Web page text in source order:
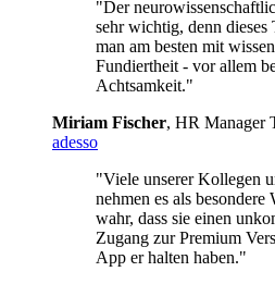
"Der
sehr wichtig, denn dieses
man am besten mit
Fundiertheit - vor allem
Achtsamkeit."
Miriam Fischer, HR Manager
adesso
"Viele unserer Kollegen
nehmen es als besondere
wahr, dass sie einen
Zugang zur Premium
App er halten haben."